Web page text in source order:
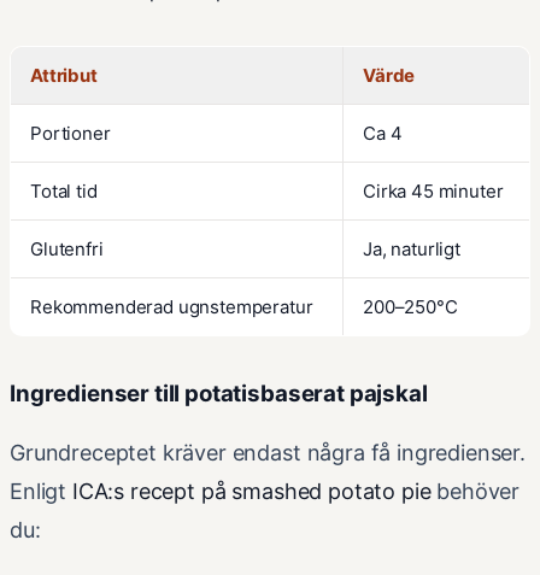
Attribut Värde
Portioner Ca 4
Total tid Cirka 45 minuter
Glutenfri Ja, naturligt
Rekommenderad ugnstemperatur 200–250°C
Ingredienser till potatisbaserat pajskal
Grundreceptet kräver endast några få ingredienser.
Enligt ICA:s recept på smashed potato piebehöver
du: